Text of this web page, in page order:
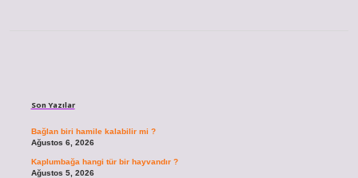
Son Yazılar
Bağlan biri hamile kalabilir mi ?
Ağustos 6, 2026
Kaplumbağa hangi tür bir hayvandır ?
Ağustos 5, 2026